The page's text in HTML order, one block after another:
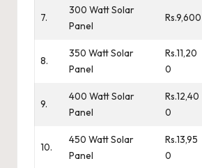
7.
300 Watt Solar
Panel
Rs.9,600
8.
350 Watt Solar
Panel
Rs.11,20
0
9.
400 Watt Solar
Panel
Rs.12,40
0
10.
450 Watt Solar
Panel
Rs.13,95
0